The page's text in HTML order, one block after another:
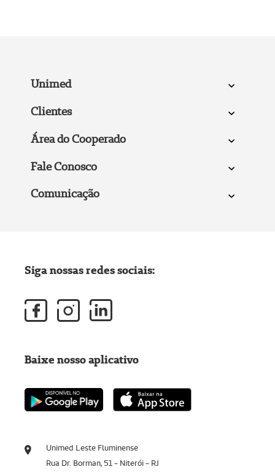
Unimed
Clientes
Área do Cooperado
Fale Conosco
Comunicação
Unimed Leste Fluminense
Rua Dr. Borman, 51 - Niterói - RJ
Siga nossas redes sociais:
Baixe nosso aplicativo